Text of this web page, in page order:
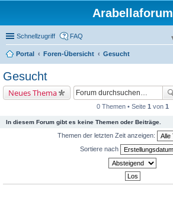
Arabellaforum
Schnellzugriff FAQ
Portal Foren-Übersicht
Gesucht
Gesucht
Neues Thema
0 Themen • Seite 1 von 1
In diesem Forum gibt es keine Themen oder Beiträge.
Themen der letzten Zeit anzeigen:
Sortiere nach